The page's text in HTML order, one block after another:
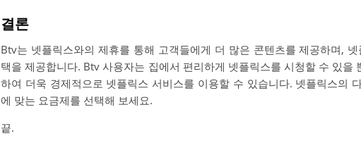
결론
Btv는 넷플릭스와의 제휴를 통해 고객들에게 더 많은 콘텐츠를 제공하며,
택을 제공합니다. Btv 사용자는 집에서 편리하게 넷플릭스를 시청할 수 있을
하여 더욱 경제적으로 넷플릭스 서비스를 이용할 수 있습니다. 넷플릭스의
에 맞는 요금제를 선택해 보세요.
끝.